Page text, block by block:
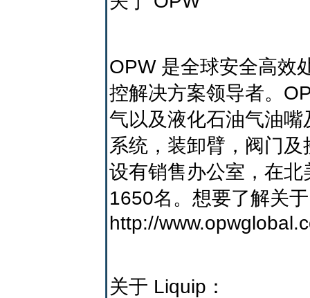
OPW 是全球安全高效
控解决方案领导者。
气以及液化石油气油
系统，装卸臂，阀门
设有销售办公室，在
1650名。想要了解关
http://
关于 Liquip：